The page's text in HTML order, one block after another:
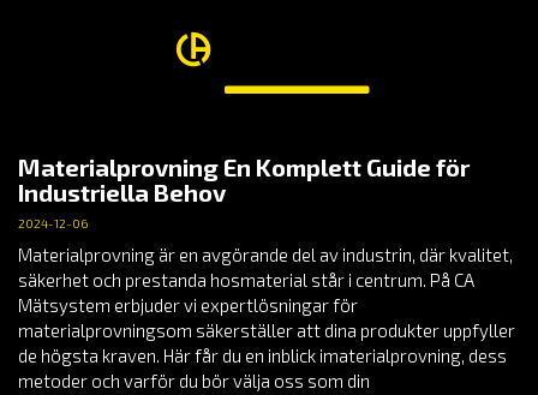
Materialprovning En Komplett Guide för
Industriella Behov
2024-12-06
Materialprovning är en avgörande del av industrin, där kvalitet,
säkerhet och prestanda hosmaterial står i centrum. På CA
Mätsystem erbjuder vi expertlösningar för
materialprovningsom säkerställer att dina produkter uppfyller
de högsta kraven. Här får du en inblick imaterialprovning, dess
metoder och varför du bör välja oss som din